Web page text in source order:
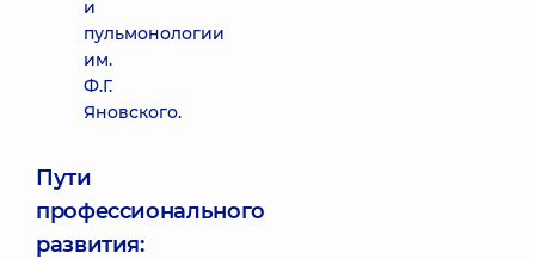
и
пульмонологии
им.
Ф.Г.
Яновского.
Пути
профессионального
развития: